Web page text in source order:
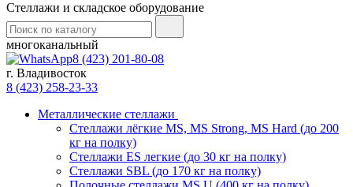
Стеллажи и складское оборудование
многоканальный
8 (423) 201-80-08
г. Владивосток
8 (423) 258-23-33
Металлические стеллажи
Стеллажи лёгкие MS, MS Strong, MS Hard (до 200
кг на полку)
Стеллажи ES легкие (до 30 кг на полку)
Стеллажи SBL (до 170 кг на полку)